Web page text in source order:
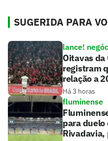
SUGERIDA PARA
lance!
Oitavas da
registram
relação a
Há 3 horas
fluminense
para
Rivadavia,